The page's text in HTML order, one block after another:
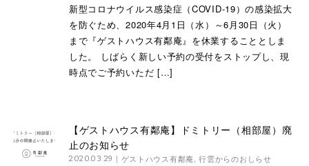
新型コロナウイルス感染症（COVID-19）の感染拡大
を防ぐため、2020年4月1日（水）～6月30日（火）
まで『ゲストハウス有鄰庵』を休業することとしま
した。 しばらく新しい予約の受付をストップし、現
時点でご予約いただ […]
【ゲストハウス有鄰庵】ドミトリー（相部屋）廃
止のお知らせ
2020.03.29 ゲストハウス有鄰庵,行雲からのおしらせ